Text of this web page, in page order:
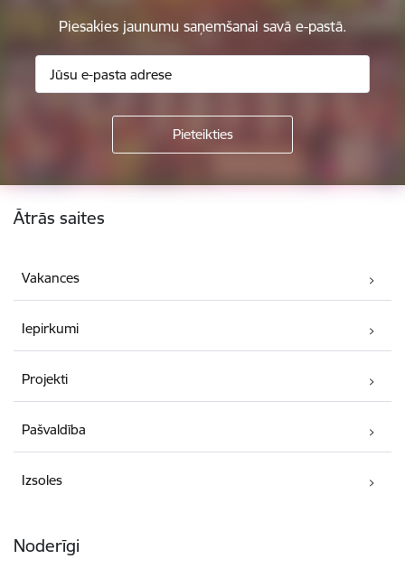
Piesakies jaunumu saņemšanai savā e-pastā.
Kājene
Ātrās saites
Vakances
Iepirkumi
Projekti
Pašvaldība
Izsoles
Noderīgi